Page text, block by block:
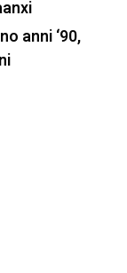
anni ‘90,